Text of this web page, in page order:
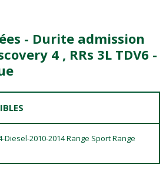
- Durite admission
4 , RRs 3L TDV6 -
2010-2014 Range Sport Range